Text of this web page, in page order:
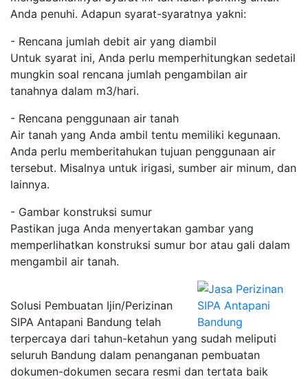
Anda penuhi. Adapun syarat-syaratnya yakni:
- Rencana jumlah debit air yang diambil
Untuk syarat ini, Anda perlu memperhitungkan sedetail
mungkin soal rencana jumlah pengambilan air
tanahnya dalam m3/hari.
- Rencana penggunaan air tanah
Air tanah yang Anda ambil tentu memiliki kegunaan.
Anda perlu memberitahukan tujuan penggunaan air
tersebut. Misalnya untuk irigasi, sumber air minum, dan
lainnya.
- Gambar konstruksi sumur
Pastikan juga Anda menyertakan gambar yang
memperlihatkan konstruksi sumur bor atau gali dalam
mengambil air tanah.
Solusi Pembuatan Ijin/Perizinan
SIPA Antapani Bandung telah
terpercaya dari tahun-ketahun yang sudah meliputi
seluruh Bandung dalam penanganan pembuatan
dokumen-dokumen secara resmi dan tertata baik